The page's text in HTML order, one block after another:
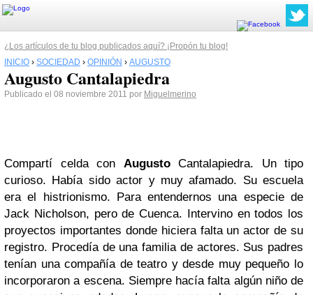
¿Los artículos de tu blog publicados aquí? ¡Propón tu blog!
INICIO › SOCIEDAD › OPINIÓN › AUGUSTO
Augusto Cantalapiedra
Publicado el 08 noviembre 2011 por Miguelmerino
Compartí celda con AugustoCantalapiedra. Un tipo
curioso. Había sido actor y muy afamado. Su escuela
era el histrionismo. Para entendernos una especie de
Jack Nicholson, pero de Cuenca. Intervino en todos los
proyectos importantes donde hiciera falta un actor de su
registro. Procedía de una familia de actores. Sus padres
tenían una compañía de teatro y desde muy pequeño lo
incorporaron a escena. Siempre hacía falta algún niño de